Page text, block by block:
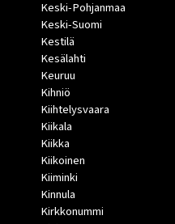
Keski-Pohjanmaa
Keski-Suomi
Kestilä
Kesälahti
Keuruu
Kihniö
Kiihtelysvaara
Kiikala
Kiikka
Kiikoinen
Kiiminki
Kinnula
Kirkkonummi